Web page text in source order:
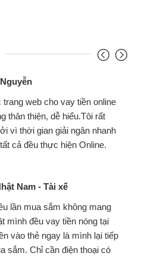
chiếc xe
nhiều lúc
đến website
đã giải